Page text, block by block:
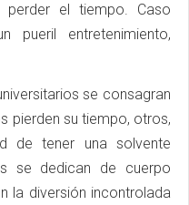
perder el tiempo. Caso
pueril entretenimiento,
se consagran
pierden su tiempo, otros,
de tener una solvente
se dedican de cuerpo
la diversión incontrolada